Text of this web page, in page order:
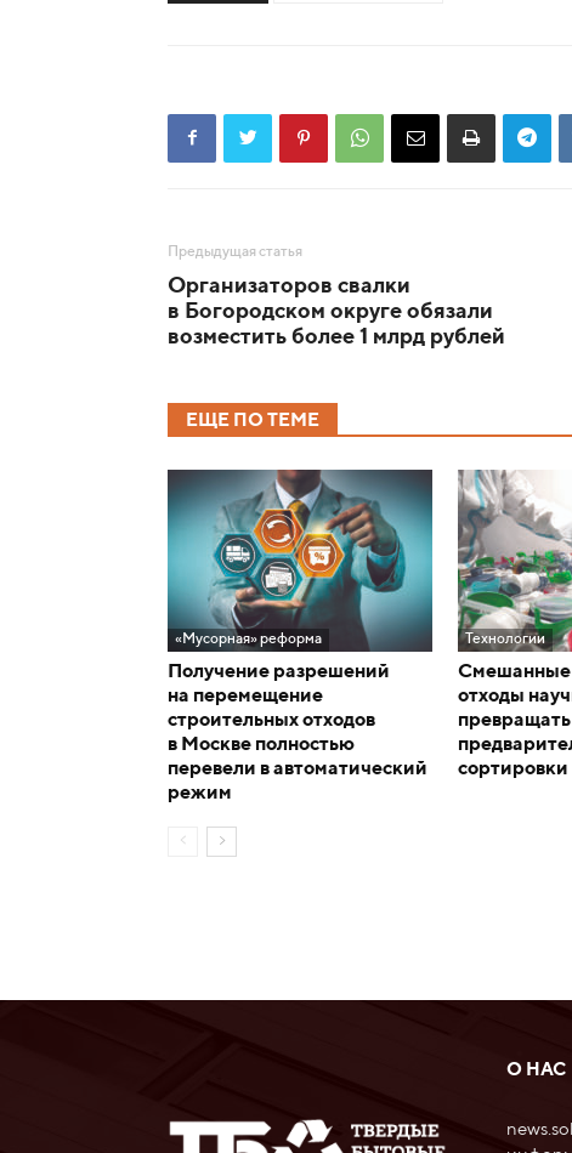
Предыдущая статья
Организаторов свалки
в Богородском округе обязали
возместить более 1 млрд рублей
ЕЩЕ ПО ТЕМЕ
«Мусорная» реформа
Получение разрешений
на перемещение
строительных отходов
в Москве полностью
перевели в автоматический
режим
Технологии
Смешанные
отходы
превращать
сортировки
О НАС